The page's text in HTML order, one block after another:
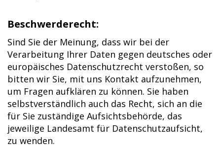
Beschwerderecht:
Sind Sie der Meinung, dass wir bei der
Verarbeitung Ihrer Daten gegen deutsches oder
europäisches Datenschutzrecht verstoßen, so
bitten wir Sie, mit uns Kontakt aufzunehmen,
um Fragen aufklären zu können. Sie haben
selbstverständlich auch das Recht, sich an die
für Sie zuständige Aufsichtsbehörde, das
jeweilige Landesamt für Datenschutzaufsicht,
zu wenden.